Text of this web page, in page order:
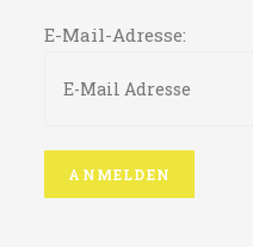
E-Mail-Adresse: